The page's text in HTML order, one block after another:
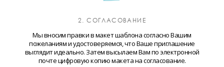
2. СОГЛАСОВАНИЕ
Мы вносим правки в макет шаблона согласно Вашим
пожеланиям и удостоверяемся, что Ваше приглашение
выглядит идеально. Затем высылаем Вам по электронной
почте цифровую копию макета на согласование.